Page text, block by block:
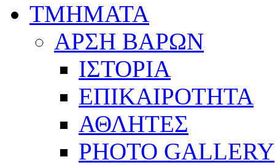
ΤΜΗΜΑΤΑ
ΑΡΣΗ ΒΑΡΩΝ
ΙΣΤΟΡΙΑ
ΕΠΙΚΑΙΡΟΤΗΤΑ
ΑΘΛΗΤΕΣ
PHOTO GALLERY